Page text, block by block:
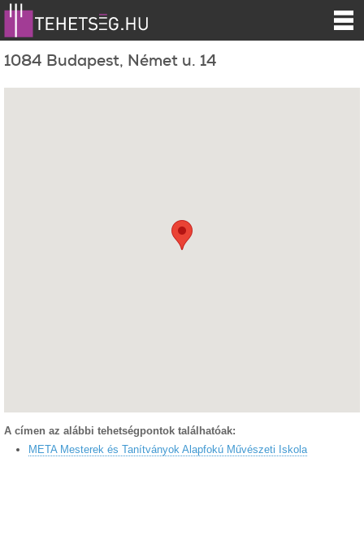
1084 Budapest, Német u. 14
A címen az alábbi tehetségpontok találhatóak:
META Mesterek és Tanítványok Alapfokú Művészeti Iskola